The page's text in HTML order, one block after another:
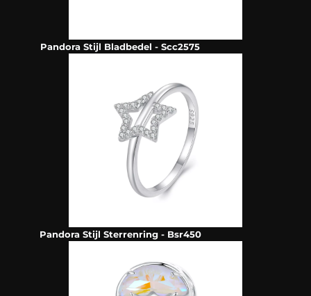
Pandora Stijl Bladbedel - Scc2575
Pandora Stijl Sterrenring - Bsr450